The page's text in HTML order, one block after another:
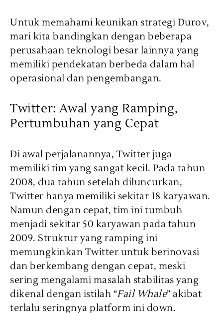
Untuk memahami keunikan strategi Durov,
mari kita bandingkan dengan beberapa
perusahaan teknologi besar lainnya yang
memiliki pendekatan berbeda dalam hal
operasional dan pengembangan.
Twitter: Awal yang Ramping,
Pertumbuhan yang Cepat
Di awal perjalanannya, Twitter juga
memiliki tim yang sangat kecil. Pada tahun
2008, dua tahun setelah diluncurkan,
Twitter hanya memiliki sekitar 18 karyawan.
Namun dengan cepat, tim ini tumbuh
menjadi sekitar 50 karyawan pada tahun
2009. Struktur yang ramping ini
memungkinkan Twitter untuk berinovasi
dan berkembang dengan cepat, meski
sering mengalami masalah stabilitas yang
dikenal dengan istilah “Fail Whale” akibat
terlalu seringnya platform ini down.